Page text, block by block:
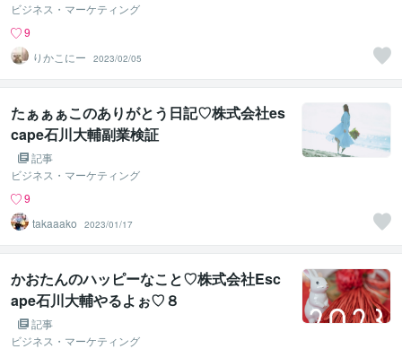
ビジネス・マーケティング
9
りかこにー
2023/02/05
たぁぁぁこのありがとう日記♡株式会社es
cape石川大輔副業検証
記事
ビジネス・マーケティング
9
takaaako
2023/01/17
かおたんのハッピーなこと♡株式会社Esc
ape石川大輔やるよぉ♡８
記事
ビジネス・マーケティング